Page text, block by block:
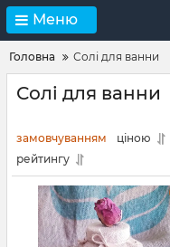
Меню
Головна Солі для ванни
Солі для ванни
замовчуванням ціною
рейтингу